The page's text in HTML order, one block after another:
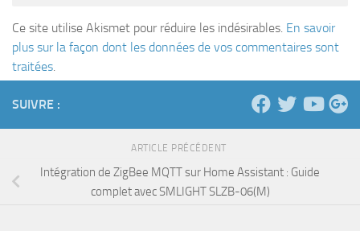
Ce site utilise Akismet pour réduire les indésirables. En savoir
plus sur la façon dont les données de vos commentaires sont
traitées
SUIVRE :
ARTICLE PRÉCÉDENT
Intégration de ZigBee MQTT sur Home Assistant : Guide
complet avec SMLIGHT SLZB-06(M)